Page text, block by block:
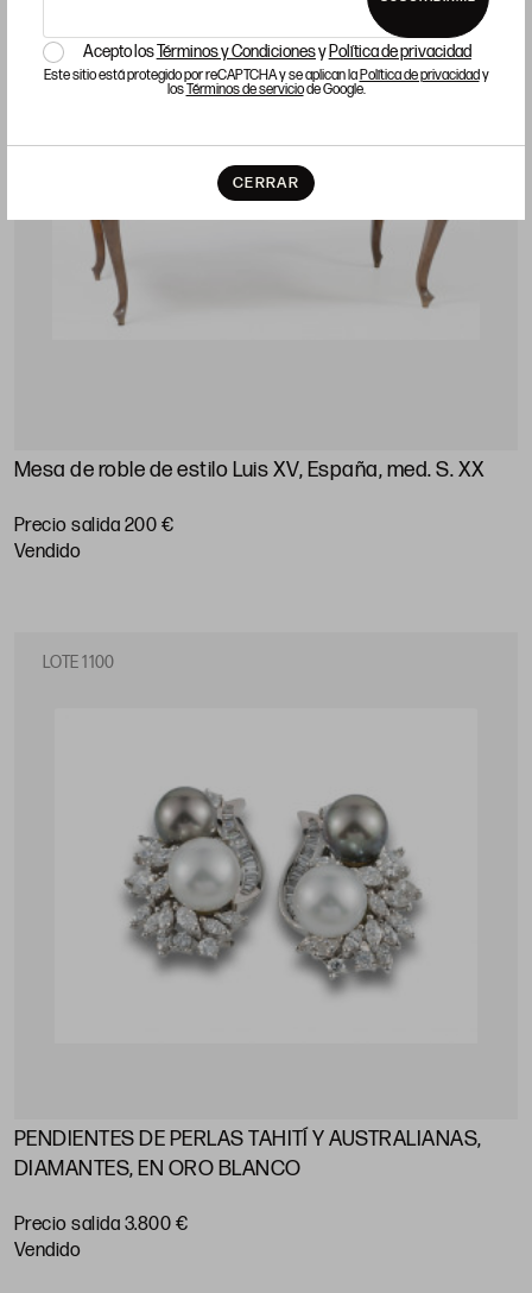
Acepto losTérminos y Condicionesy Política de privacidad
Este sitio está protegido por reCAPTCHA y se aplican laPolítica de privacidady
losTérminos de serviciode Google.
CERRAR
Mesa de roble de estilo Luis XV, España, med. S. XX
Precio salida 200 €
vendido
LOTE 1100
PENDIENTES DE PERLAS TAHITÍ Y AUSTRALIANAS,
DIAMANTES, EN ORO BLANCO
Precio salida 3.800 €
vendido